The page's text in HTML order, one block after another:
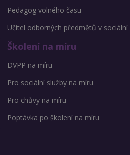
Pedagog volného času
Učitel odborných předmětů v sociální
Školení na míru
DVPP na míru
Pro sociální služby na míru
Pro chůvy na míru
Poptávka po školení na míru